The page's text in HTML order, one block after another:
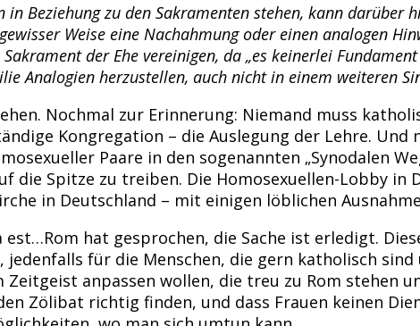
in Beziehung zu den Sakramenten stehen, kann
Weise eine Nachahmung oder einen analogen
der Ehe vereinigen, da „es keinerlei
Analogien herzustellen, auch nicht in einem weiteren
Nochmal zur Erinnerung: Niemand muss
Kongregation – die Auslegung der Lehre.
Paare in den sogenannten „Synodalen
die Spitze zu treiben. Die Homosexuellen-Lobby
in Deutschland – mit einigen löblichen
hat gesprochen, die Sache ist erledigt.
für die Menschen, die gern katholisch
Zeitgeist anpassen wollen, die treu zu Rom stehen
Zölibat richtig finden, und dass Frauen keinen